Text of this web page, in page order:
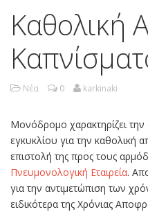
Καθολική
Νέα 0 karkinaki
Μονόδρομο χαρακτηρίζει
εγκυκλίου για την καθολική
επιστολή της προς τους
Πνευμονολογική Εταιρεία.
για την αντιμετώπιση των
ειδικότερα της Χρόνιας